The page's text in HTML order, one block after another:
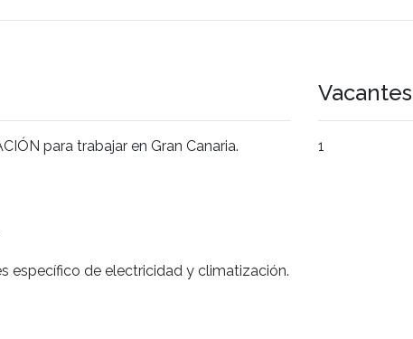
para trabajar en Gran Canaria.
Vacantes
1
específico de electricidad y climatización.